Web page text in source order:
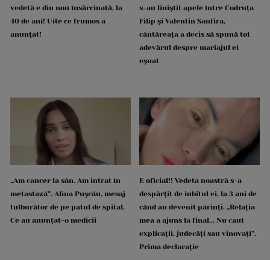
vedetă e din nou însărcinată, la
40 de ani! Uite ce frumos a
anunțat!
s-au liniștit apele între Codruța
Filip și Valentin Sanfira,
cântăreața a decis să spună tot
adevărul despre mariajul ei
eșuat
„Am cancer la sân. Am intrat în
metastază”. Alina Pușcău, mesaj
tulburător de pe patul de spital.
Ce au anunțat-o medicii
E oficial!! Vedeta noastră s-a
despărțit de iubitul ei, la 3 ani de
când au devenit părinți. „Relația
mea a ajuns la final... Nu caut
explicații, judecăți sau vinovați”.
Prima declarație